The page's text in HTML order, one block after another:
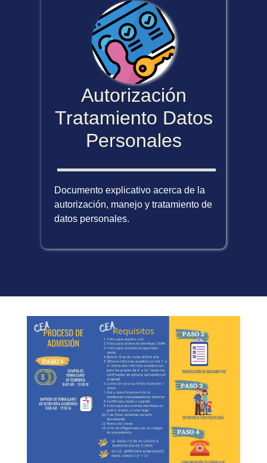
Autorización
Tratamiento Datos
Personales
Documento explicativo acerca de la
autorización, manejo y tratamiento de
datos personales.